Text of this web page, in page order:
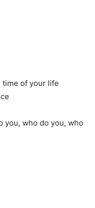
time of your life
you, who do you, who